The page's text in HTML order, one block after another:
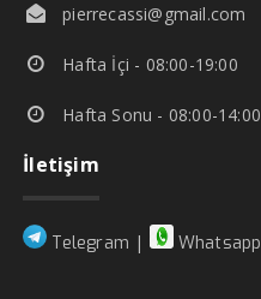
pierrecassi@gmail.com
Hafta İçi - 08:00-19:00
Hafta Sonu - 08:00-14:00
İletişim
Telegram | Whatsapp